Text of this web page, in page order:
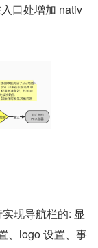
口处增加 nativ
现导航栏的: 显
、logo 设置、事